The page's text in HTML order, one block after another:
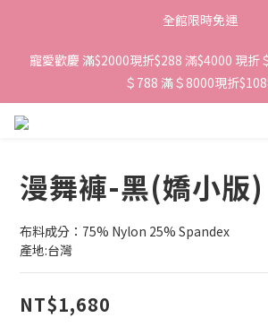
全館限時免運
寵愛歡慶 滿$2000現折$288 滿$4000 現折
＄788 滿＄8000現折
漫舞褲-黑(嬌小版)
布料成分：75% Nylon 25% Spandex
產地:台灣
NT$1,680